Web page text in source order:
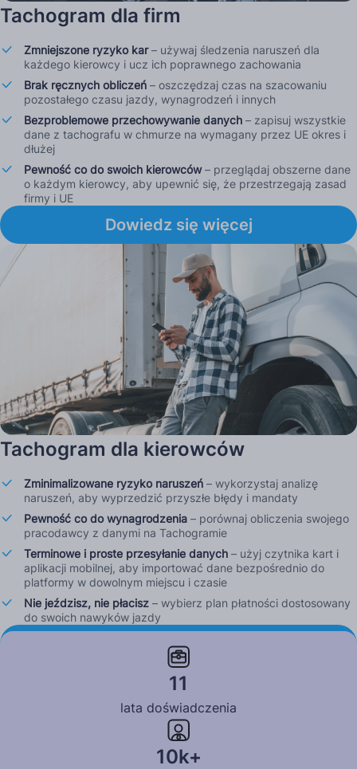
Tachogram dla firm
Zmniejszone ryzyko kar– używaj śledzenia naruszeń dla
każdego kierowcy i ucz ich poprawnego zachowania
Brak ręcznych obliczeń – oszczędzaj czas na szacowaniu
pozostałego czasu jazdy, wynagrodzeń i innych
Bezproblemowe przechowywanie danych – zapisuj wszystkie
dane z tachografu w chmurze na wymagany przez UE okres i
dłużej
Pewność co do swoich kierowców– przeglądaj obszerne dane
o każdym kierowcy, aby upewnić się, że przestrzegają zasad
firmy i UE
Dowiedz się więcej
Tachogram dla kierowców
Zminimalizowane ryzyko naruszeń – wykorzystaj analizę
naruszeń, aby wyprzedzić przyszłe błędy i mandaty
Pewność co do wynagrodzenia – porównaj obliczenia swojego
pracodawcy z danymi na Tachogramie
Terminowe i proste przesyłanie danych – użyj czytnika kart i
aplikacji mobilnej, aby importować dane bezpośrednio do
platformy w dowolnym miejscu i czasie
Nie jeździsz, nie płacisz – wybierz plan płatności dostosowany
do swoich nawyków jazdy
Dowiedz się więcej
11
lata doświadczenia
10k+